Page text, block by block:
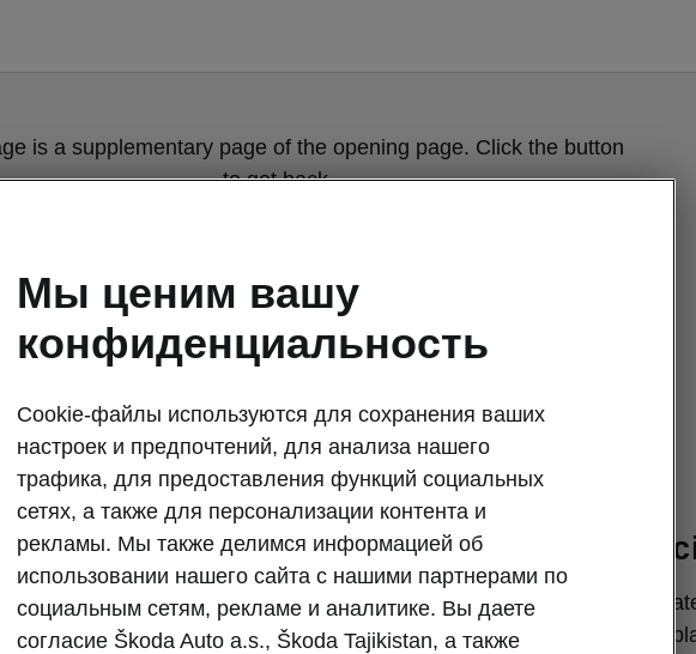
is a supplementary page of the opening page. Click the button
to get back.
Škoda Superb interior
Beauty in
The driver’s space is
steering wheel, which is
Мы ценим вашу
конфиденциальность
Cookie-файлы используются для сохранения ваших
настроек и предпочтений, для анализа нашего
трафика, для предоставления функций социальных
сетях, а также для персонализации контента и
рекламы. Мы также делимся информацией об
использовании нашего сайта с нашими партнерами по
социальным сетям, рекламе и аналитике. Вы даете
согласие Škoda Auto a.s., Škoda Tajikistan, а также